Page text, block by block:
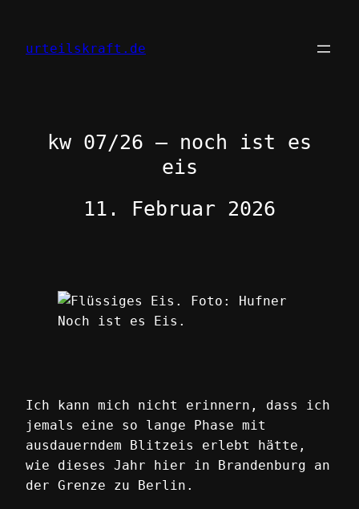
springen
urteilskraft.de
kw 07/26 – noch ist es
eis
11. Februar 2026
Noch ist es Eis.
Ich kann mich nicht erinnern, dass ich
jemals eine so lange Phase mit
ausdauerndem Blitzeis erlebt hätte,
wie dieses Jahr hier in Brandenburg an
der Grenze zu Berlin.